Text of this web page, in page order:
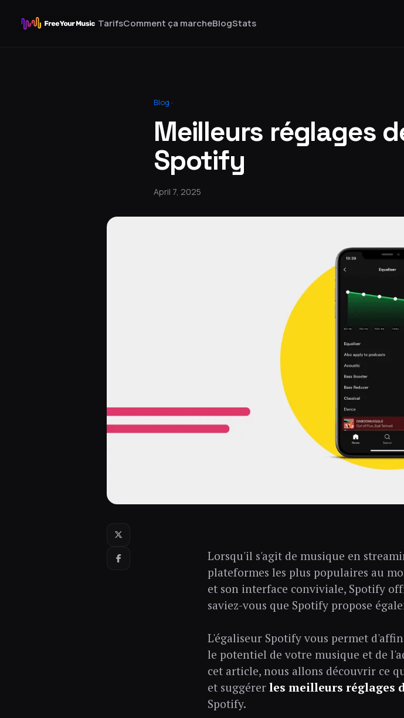
TarifsComment ça marcheBlogStats
Blog ·
Meilleurs réglages
Spotify
April 7, 2025
Lorsqu'il s'agit de musique en
plateformes les plus populaires au
et son interface conviviale, Spotify
saviez-vous que Spotify propose
L'égaliseur Spotify vous permet
le potentiel de votre musique et de
cet article, nous allons découvrir ce
et suggérerles meilleurs réglages
Spotify.